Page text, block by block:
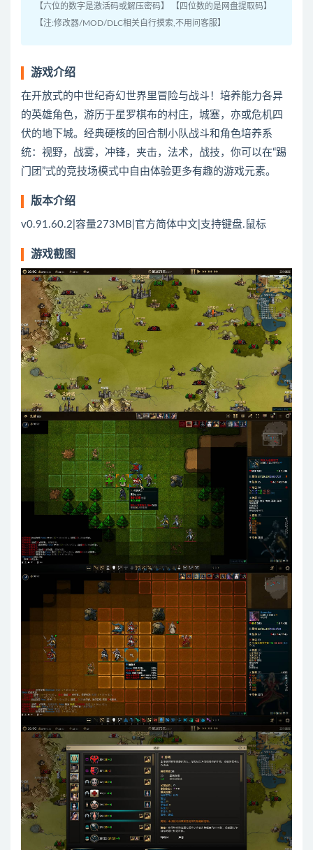
【六位的数字是激活码或解压密码】 【四位数的是网盘提取码】
【注:修改器/MOD/DLC相关自行摸索,不用问客服】
游戏介绍
在开放式的中世纪奇幻世界里冒险与战斗！培养能力各异
的英雄角色，游历于星罗棋布的村庄，城塞，亦或危机四
伏的地下城。经典硬核的回合制小队战斗和角色培养系
统：视野，战雾，冲锋，夹击，法术，战技，你可以在“踢
门团”式的竞技场模式中自由体验更多有趣的游戏元素。
版本介绍
v0.91.60.2|容量273MB|官方简体中文|支持键盘.鼠标
游戏截图